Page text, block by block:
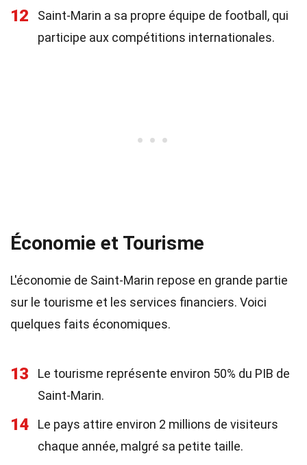
12
Saint-Marin a sa propre équipe de football, qui
participe aux compétitions internationales.
Économie et Tourisme
L'économie de Saint-Marin repose en grande partie
sur le tourisme et les services financiers. Voici
quelques faits économiques.
13
Le tourisme représente environ 50% du PIB de
Saint-Marin.
14
Le pays attire environ 2 millions de visiteurs
chaque année, malgré sa petite taille.